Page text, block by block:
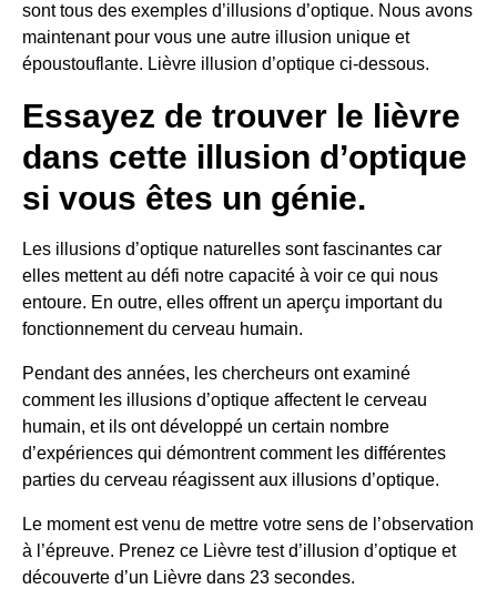
sont tous des exemples d’illusions d’optique. Nous avons
maintenant pour vous une autre illusion unique et
époustouflante. Lièvre illusion d’optique ci-dessous.
Essayez de trouver le lièvre
dans cette illusion d’optique
si vous êtes un génie.
Les illusions d’optique naturelles sont fascinantes car
elles mettent au défi notre capacité à voir ce qui nous
entoure. En outre, elles offrent un aperçu important du
fonctionnement du cerveau humain.
Pendant des années, les chercheurs ont examiné
comment les illusions d’optique affectent le cerveau
humain, et ils ont développé un certain nombre
d’expériences qui démontrent comment les différentes
parties du cerveau réagissent aux illusions d’optique.
Le moment est venu de mettre votre sens de l’observation
à l’épreuve. Prenez ce Lièvre test d’illusion d’optique et
découverte d’un Lièvre dans 23 secondes.